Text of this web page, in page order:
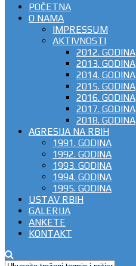
POČETNA
O NAMA
IMPRESSUM
AKTIVNOSTI
2012. GODINA
2013. GODINA
2014. GODINA
2015. GODINA
2016. GODINA
2017. GODINA
2018. GODINA
AGRESIJA NA RBIH
1991. GODINA
1992. GODINA
1993. GODINA
1994. GODINA
1995. GODINA
USTAV RBIH
GALERIJA
ANKETE
KONTAKT